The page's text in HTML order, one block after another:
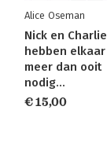
Alice Oseman
Nick en Charlie
hebben elkaar
meer dan ooit
nodig…
€ 15,00